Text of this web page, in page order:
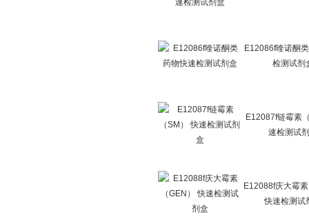
E12086f喹诺酮
检测试剂
E12087f链霉素
速检测试
E12088f庆大霉
快速检测试